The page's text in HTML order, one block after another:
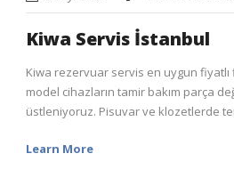
Kiwa Servis İstanbul
Kiwa rezervuar servis en uygun
model cihazların tamir bakım parça
üstleniyoruz. Pisuvar ve klozetlerde
Learn More